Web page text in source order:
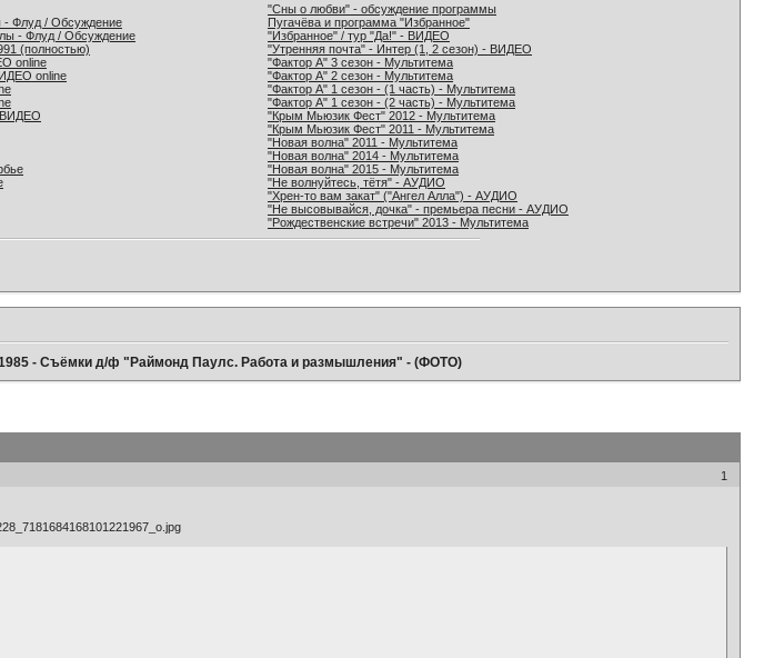
Флуд / Обсуждение
- Флуд / Обсуждение
(полностью)
online
online
ВИДЕО
"Сны о любви" - обсуждение программы
Пугачёва и программа "Избранное"
"Избранное" / тур "Да!" - ВИДЕО
"Утренняя почта" - Интер (1, 2 сезон) - ВИДЕО
"Фактор А" 3 сезон - Мультитема
"Фактор А" 2 сезон - Мультитема
"Фактор А" 1 сезон - (1 часть) - Мультитема
"Фактор А" 1 сезон - (2 часть) - Мультитема
"Крым Мьюзик Фест" 2012 - Мультитема
"Крым Мьюзик Фест" 2011 - Мультитема
"Новая волна" 2011 - Мультитема
"Новая волна" 2014 - Мультитема
"Новая волна" 2015 - Мультитема
"Не волнуйтесь, тётя" - АУДИО
"Хрен-то вам закат" ("Ангел Алла") - АУДИО
"Не высовывайся, дочка" - премьера песни - АУДИО
"Рождественские встречи" 2013 - Мультитема
- Съёмки д/ф "Раймонд Паулс. Работа и размышления" - (ФОТО)
1